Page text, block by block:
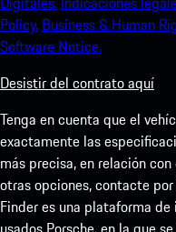
Policy. Business & Human
Software Notice.
Desistir del contrato aquí
Tenga en cuenta que el
exactamente las
más precisa, en relación
otras opciones, contacte
Finder es una plataforma